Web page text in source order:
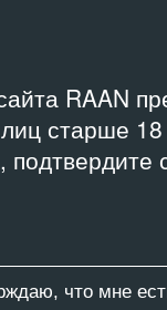
RAAN
старше 18
что мне